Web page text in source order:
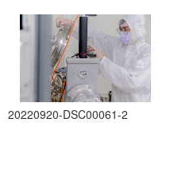
20220920-DSC00061-2